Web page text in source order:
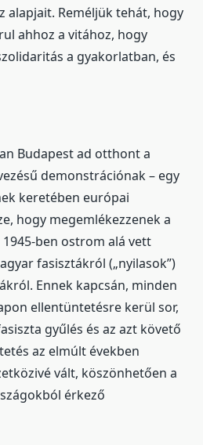
alapjait. Reméljük tehát, hogy
ahhoz a vitához, hogy
a gyakorlatban, és
Budapest ad otthont a
demonstrációnak – egy
keretében európai
hogy megemlékezzenek a
ben ostrom alá vett
fasisztákról („nyilasok”)
Ennek kapcsán, minden
ellentüntetésre kerül sor,
gyűlés és az azt követő
az elmúlt években
vált, köszönhetően a
érkező